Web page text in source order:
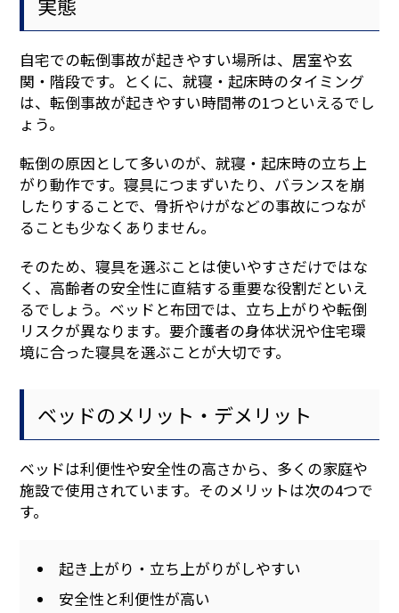
自宅での転倒事故が起きやすい場所は、居室や玄
関・階段です。とくに、就寝・起床時のタイミング
は、転倒事故が起きやすい時間帯の1つといえるでし
ょう。
転倒の原因として多いのが、就寝・起床時の立ち上
がり動作です。寝具につまずいたり、バランスを崩
したりすることで、骨折やけがなどの事故につなが
ることも少なくありません。
そのため、寝具を選ぶことは使いやすさだけではな
く、高齢者の安全性に直結する重要な役割だといえ
るでしょう。ベッドと布団では、立ち上がりや転倒
リスクが異なります。要介護者の身体状況や住宅環
境に合った寝具を選ぶことが大切です。
ベッドのメリット・デメリット
ベッドは利便性や安全性の高さから、多くの家庭や
施設で使用されています。そのメリットは次の4つで
す。
起き上がり・立ち上がりがしやすい
安全性と利便性が高い